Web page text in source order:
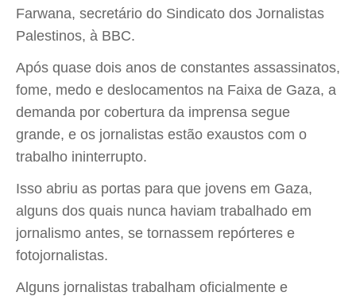
Farwana, secretário do Sindicato dos Jornalistas
Palestinos, à BBC.
Após quase dois anos de constantes assassinatos,
fome, medo e deslocamentos na Faixa de Gaza, a
demanda por cobertura da imprensa segue
grande, e os jornalistas estão exaustos com o
trabalho ininterrupto.
Isso abriu as portas para que jovens em Gaza,
alguns dos quais nunca haviam trabalhado em
jornalismo antes, se tornassem repórteres e
fotojornalistas.
Alguns jornalistas trabalham oficialmente e